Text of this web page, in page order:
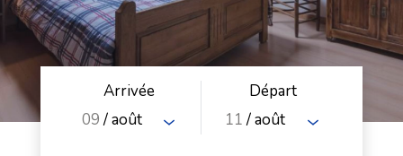
Arrivée
09/ août
Départ
11 / août